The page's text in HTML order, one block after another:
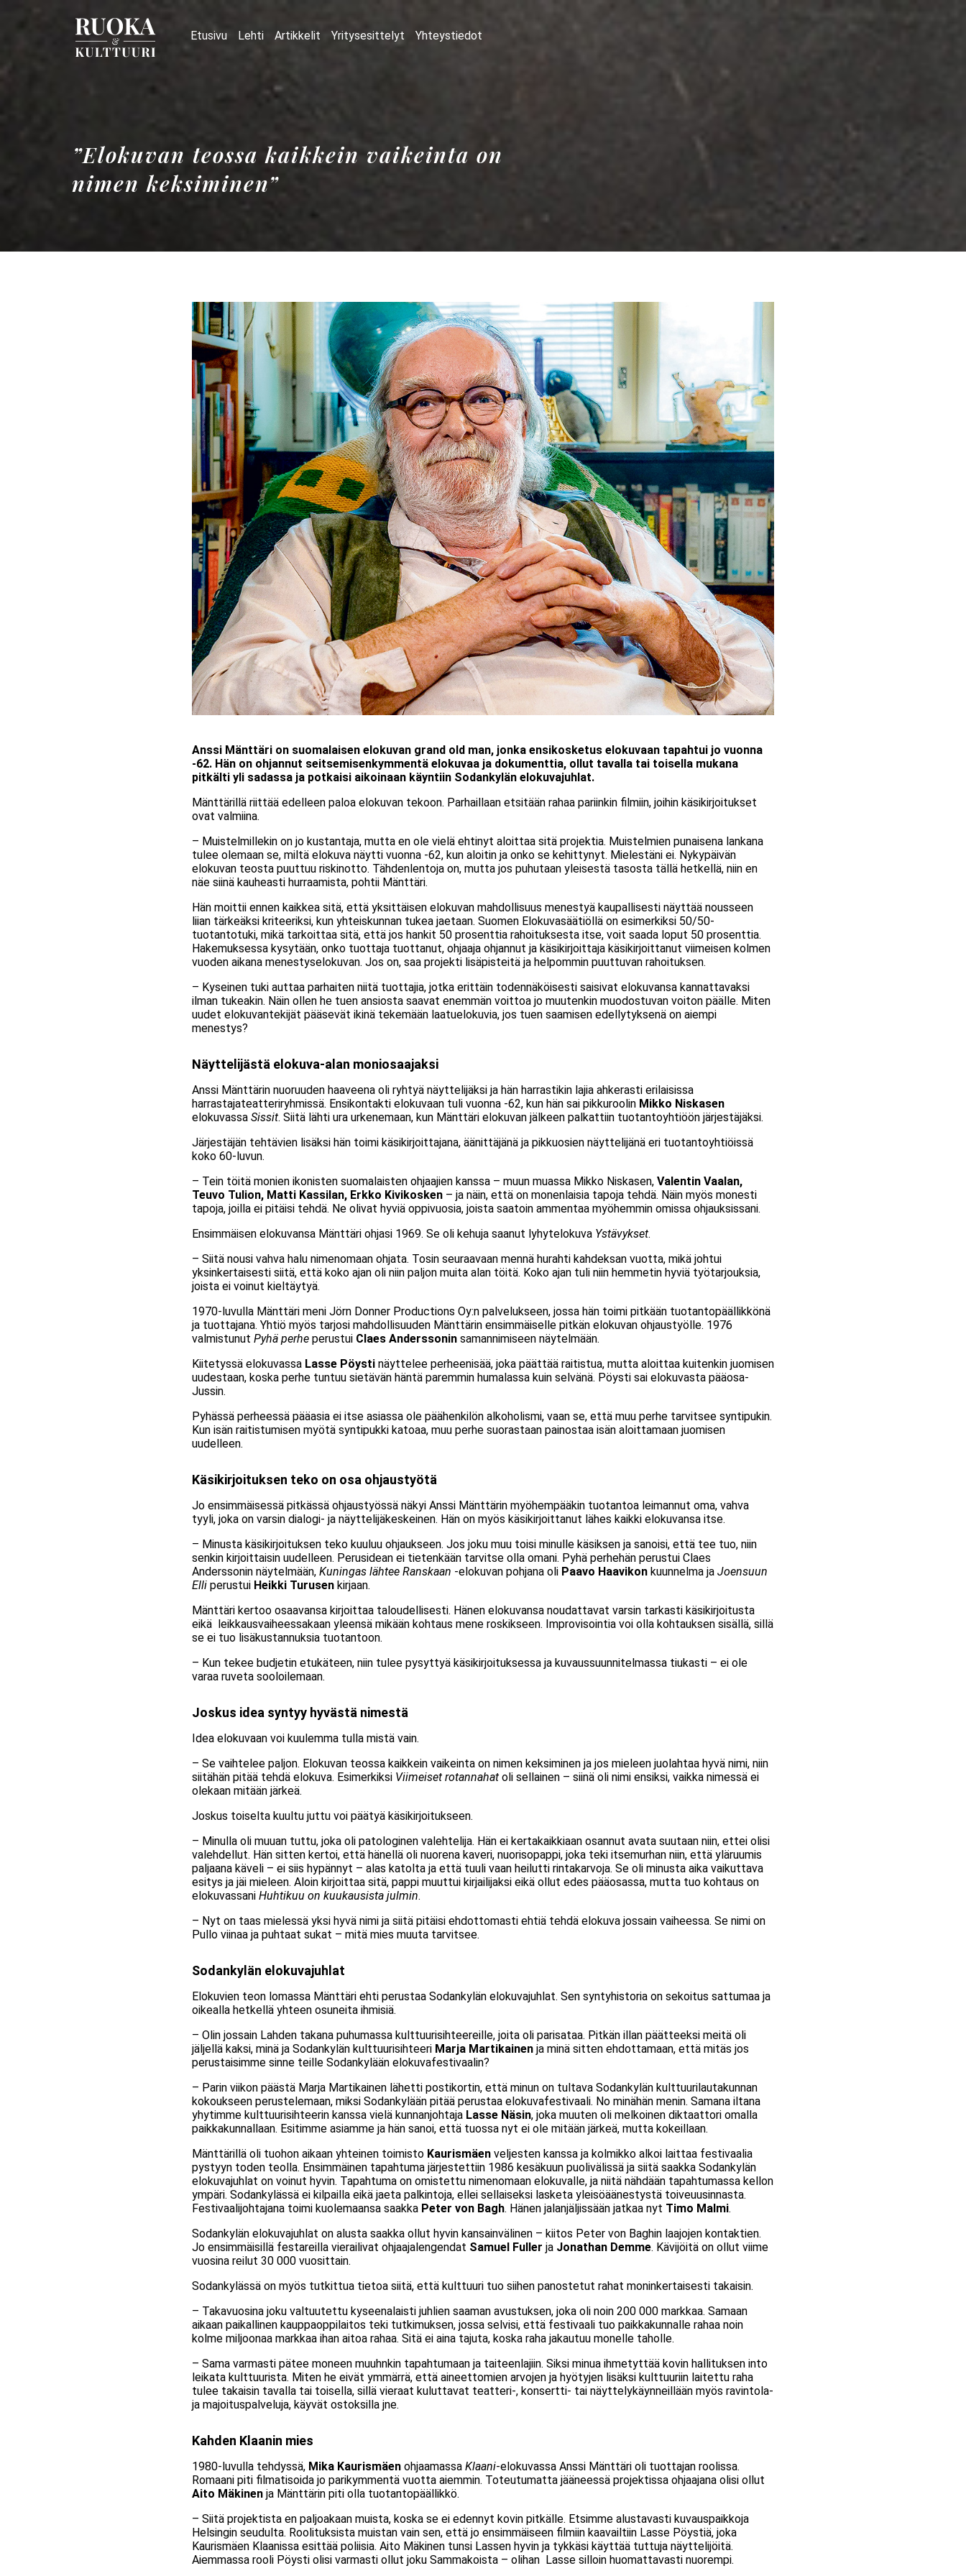
Etusivu Lehti Artikkelit Yritysesittelyt Yhteystiedot
”Elokuvan teossa kaikkein vaikeinta on
nimen keksiminen”
Anssi Mänttäri on suomalaisen elokuvan grand old man, jonka ensikosketus elokuvaan tapahtui jo vuonna
-62. Hän on ohjannut seitsemisenkymmentä elokuvaa ja dokumenttia, ollut tavalla tai toisella mukana
pitkälti yli sadassa ja potkaisi aikoinaan käyntiin Sodankylän elokuvajuhlat.
Mänttärillä riittää edelleen paloa elokuvan tekoon. Parhaillaan etsitään rahaa pariinkin filmiin, joihin käsikirjoitukset
ovat valmiina.
– Muistelmillekin on jo kustantaja, mutta en ole vielä ehtinyt aloittaa sitä projektia. Muistelmien punaisena lankana
tulee olemaan se, miltä elokuva näytti vuonna -62, kun aloitin ja onko se kehittynyt. Mielestäni ei. Nykypäivän
elokuvan teosta puuttuu riskinotto. Tähdenlentoja on, mutta jos puhutaan yleisestä tasosta tällä hetkellä, niin en
näe siinä kauheasti hurraamista, pohtii Mänttäri.
Hän moittii ennen kaikkea sitä, että yksittäisen elokuvan mahdollisuus menestyä kaupallisesti näyttää nousseen
liian tärkeäksi kriteeriksi, kun yhteiskunnan tukea jaetaan. Suomen Elokuvasäätiöllä on esimerkiksi 50/50-
tuotantotuki, mikä tarkoittaa sitä, että jos hankit 50 prosenttia rahoituksesta itse, voit saada loput 50 prosenttia.
Hakemuksessa kysytään, onko tuottaja tuottanut, ohjaaja ohjannut ja käsikirjoittaja käsikirjoittanut viimeisen kolmen
vuoden aikana menestyselokuvan. Jos on, saa projekti lisäpisteitä ja helpommin puuttuvan rahoituksen.
– Kyseinen tuki auttaa parhaiten niitä tuottajia, jotka erittäin todennäköisesti saisivat elokuvansa kannattavaksi
ilman tukeakin. Näin ollen he tuen ansiosta saavat enemmän voittoa jo muutenkin muodostuvan voiton päälle. Miten
uudet elokuvantekijät pääsevät ikinä tekemään laatuelokuvia, jos tuen saamisen edellytyksenä on aiempi
menestys?
Näyttelijästä elokuva-alan moniosaajaksi
Anssi Mänttärin nuoruuden haaveena oli ryhtyä näyttelijäksi ja hän harrastikin lajia ahkerasti erilaisissa
harrastajateatteriryhmissä. Ensikontakti elokuvaan tuli vuonna -62, kun hän sai pikkuroolin Mikko Niskasen
elokuvassa Sissit. Siitä lähti ura urkenemaan, kun Mänttäri elokuvan jälkeen palkattiin tuotantoyhtiöön järjestäjäksi.
Järjestäjän tehtävien lisäksi hän toimi käsikirjoittajana, äänittäjänä ja pikkuosien näyttelijänä eri tuotantoyhtiöissä
koko 60-luvun.
– Tein töitä monien ikonisten suomalaisten ohjaajien kanssa – muun muassa Mikko Niskasen, Valentin Vaalan,
Teuvo Tulion, Matti Kassilan, Erkko Kivikosken – ja näin, että on monenlaisia tapoja tehdä. Näin myös monesti
tapoja, joilla ei pitäisi tehdä. Ne olivat hyviä oppivuosia, joista saatoin ammentaa myöhemmin omissa ohjauksissani.
Ensimmäisen elokuvansa Mänttäri ohjasi 1969. Se oli kehuja saanut lyhytelokuva Ystävykset.
– Siitä nousi vahva halu nimenomaan ohjata. Tosin seuraavaan mennä hurahti kahdeksan vuotta, mikä johtui
yksinkertaisesti siitä, että koko ajan oli niin paljon muita alan töitä. Koko ajan tuli niin hemmetin hyviä työtarjouksia,
joista ei voinut kieltäytyä.
1970-luvulla Mänttäri meni Jörn Donner Productions Oy:n palvelukseen, jossa hän toimi pitkään tuotantopäällikkönä
ja tuottajana. Yhtiö myös tarjosi mahdollisuuden Mänttärin ensimmäiselle pitkän elokuvan ohjaustyölle. 1976
valmistunut Pyhä perhe perustui Claes Anderssonin samannimiseen näytelmään.
Kiitetyssä elokuvassa Lasse Pöysti näyttelee perheenisää, joka päättää raitistua, mutta aloittaa kuitenkin juomisen
uudestaan, koska perhe tuntuu sietävän häntä paremmin humalassa kuin selvänä. Pöysti sai elokuvasta pääosa-
Jussin.
Pyhässä perheessä pääasia ei itse asiassa ole päähenkilön alkoholismi, vaan se, että muu perhe tarvitsee syntipukin.
Kun isän raitistumisen myötä syntipukki katoaa, muu perhe suorastaan painostaa isän aloittamaan juomisen
uudelleen.
Käsikirjoituksen teko on osa ohjaustyötä
Jo ensimmäisessä pitkässä ohjaustyössä näkyi Anssi Mänttärin myöhempääkin tuotantoa leimannut oma, vahva
tyyli, joka on varsin dialogi- ja näyttelijäkeskeinen. Hän on myös käsikirjoittanut lähes kaikki elokuvansa itse.
– Minusta käsikirjoituksen teko kuuluu ohjaukseen. Jos joku muu toisi minulle käsiksen ja sanoisi, että tee tuo, niin
senkin kirjoittaisin uudelleen. Perusidean ei tietenkään tarvitse olla omani. Pyhä perhehän perustui Claes
Anderssonin näytelmään, Kuningas lähtee Ranskaan -elokuvan pohjana oli Paavo Haavikon kuunnelma ja Joensuun
Elli perustui Heikki Turusen kirjaan.
Mänttäri kertoo osaavansa kirjoittaa taloudellisesti. Hänen elokuvansa noudattavat varsin tarkasti käsikirjoitusta
eikä leikkausvaiheessakaan yleensä mikään kohtaus mene roskikseen. Improvisointia voi olla kohtauksen sisällä, sillä
se ei tuo lisäkustannuksia tuotantoon.
– Kun tekee budjetin etukäteen, niin tulee pysyttyä käsikirjoituksessa ja kuvaussuunnitelmassa tiukasti – ei ole
varaa ruveta sooloilemaan.
Joskus idea syntyy hyvästä nimestä
Idea elokuvaan voi kuulemma tulla mistä vain.
– Se vaihtelee paljon. Elokuvan teossa kaikkein vaikeinta on nimen keksiminen ja jos mieleen juolahtaa hyvä nimi, niin
siitähän pitää tehdä elokuva. Esimerkiksi Viimeiset rotannahat oli sellainen – siinä oli nimi ensiksi, vaikka nimessä ei
olekaan mitään järkeä.
Joskus toiselta kuultu juttu voi päätyä käsikirjoitukseen.
– Minulla oli muuan tuttu, joka oli patologinen valehtelija. Hän ei kertakaikkiaan osannut avata suutaan niin, ettei olisi
valehdellut. Hän sitten kertoi, että hänellä oli nuorena kaveri, nuorisopappi, joka teki itsemurhan niin, että yläruumis
paljaana käveli – ei siis hypännyt – alas katolta ja että tuuli vaan heilutti rintakarvoja. Se oli minusta aika vaikuttava
esitys ja jäi mieleen. Aloin kirjoittaa sitä, pappi muuttui kirjailijaksi eikä ollut edes pääosassa, mutta tuo kohtaus on
elokuvassani Huhtikuu on kuukausista julmin.
– Nyt on taas mielessä yksi hyvä nimi ja siitä pitäisi ehdottomasti ehtiä tehdä elokuva jossain vaiheessa. Se nimi on
Pullo viinaa ja puhtaat sukat – mitä mies muuta tarvitsee.
Sodankylän elokuvajuhlat
Elokuvien teon lomassa Mänttäri ehti perustaa Sodankylän elokuvajuhlat. Sen syntyhistoria on sekoitus sattumaa ja
oikealla hetkellä yhteen osuneita ihmisiä.
– Olin jossain Lahden takana puhumassa kulttuurisihteereille, joita oli parisataa. Pitkän illan päätteeksi meitä oli
jäljellä kaksi, minä ja Sodankylän kulttuurisihteeri Marja Martikainen ja minä sitten ehdottamaan, että mitäs jos
perustaisimme sinne teille Sodankylään elokuvafestivaalin?
– Parin viikon päästä Marja Martikainen lähetti postikortin, että minun on tultava Sodankylän kulttuurilautakunnan
kokoukseen perustelemaan, miksi Sodankylään pitää perustaa elokuvafestivaali. No minähän menin. Samana iltana
yhytimme kulttuurisihteerin kanssa vielä kunnanjohtaja Lasse Näsin, joka muuten oli melkoinen diktaattori omalla
paikkakunnallaan. Esitimme asiamme ja hän sanoi, että tuossa nyt ei ole mitään järkeä, mutta kokeillaan.
Mänttärillä oli tuohon aikaan yhteinen toimisto Kaurismäen veljesten kanssa ja kolmikko alkoi laittaa festivaalia
pystyyn toden teolla. Ensimmäinen tapahtuma järjestettiin 1986 kesäkuun puolivälissä ja siitä saakka Sodankylän
elokuvajuhlat on voinut hyvin. Tapahtuma on omistettu nimenomaan elokuvalle, ja niitä nähdään tapahtumassa kellon
ympäri. Sodankylässä ei kilpailla eikä jaeta palkintoja, ellei sellaiseksi lasketa yleisöäänestystä toiveuusinnasta.
Festivaalijohtajana toimi kuolemaansa saakka Peter von Bagh. Hänen jalanjäljissään jatkaa nyt Timo Malmi.
Sodankylän elokuvajuhlat on alusta saakka ollut hyvin kansainvälinen – kiitos Peter von Baghin laajojen kontaktien.
Jo ensimmäisillä festareilla vierailivat ohjaajalengendat Samuel Fuller ja Jonathan Demme. Kävijöitä on ollut viime
vuosina reilut 30 000 vuosittain.
Sodankylässä on myös tutkittua tietoa siitä, että kulttuuri tuo siihen panostetut rahat moninkertaisesti takaisin.
– Takavuosina joku valtuutettu kyseenalaisti juhlien saaman avustuksen, joka oli noin 200 000 markkaa. Samaan
aikaan paikallinen kauppaoppilaitos teki tutkimuksen, jossa selvisi, että festivaali tuo paikkakunnalle rahaa noin
kolme miljoonaa markkaa ihan aitoa rahaa. Sitä ei aina tajuta, koska raha jakautuu monelle taholle.
– Sama varmasti pätee moneen muuhnkin tapahtumaan ja taiteenlajiin. Siksi minua ihmetyttää kovin hallituksen into
leikata kulttuurista. Miten he eivät ymmärrä, että aineettomien arvojen ja hyötyjen lisäksi kulttuuriin laitettu raha
tulee takaisin tavalla tai toisella, sillä vieraat kuluttavat teatteri-, konsertti- tai näyttelykäynneillään myös ravintola-
ja majoituspalveluja, käyvät ostoksilla jne.
Kahden Klaanin mies
1980-luvulla tehdyssä, Mika Kaurismäen ohjaamassa Klaani-elokuvassa Anssi Mänttäri oli tuottajan roolissa.
Romaani piti filmatisoida jo parikymmentä vuotta aiemmin. Toteutumatta jääneessä projektissa ohjaajana olisi ollut
Aito Mäkinen ja Mänttärin piti olla tuotantopäällikkö.
– Siitä projektista en paljoakaan muista, koska se ei edennyt kovin pitkälle. Etsimme alustavasti kuvauspaikkoja
Helsingin seudulta. Roolituksista muistan vain sen, että jo ensimmäiseen filmiin kaavailtiin Lasse Pöystiä, joka
Kaurismäen Klaanissa esittää poliisia. Aito Mäkinen tunsi Lassen hyvin ja tykkäsi käyttää tuttuja näyttelijöitä.
Aiemmassa rooli Pöysti olisi varmasti ollut joku Sammakoista – olihan Lasse silloin huomattavasti nuorempi.